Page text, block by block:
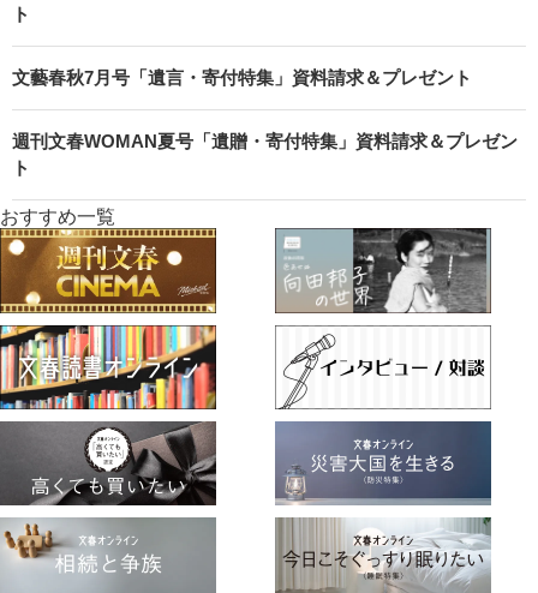
ト
文藝春秋7月号「遺言・寄付特集」資料請求＆プレゼント
週刊文春WOMAN夏号「遺贈・寄付特集」資料請求＆プレゼン
ト
おすすめ一覧